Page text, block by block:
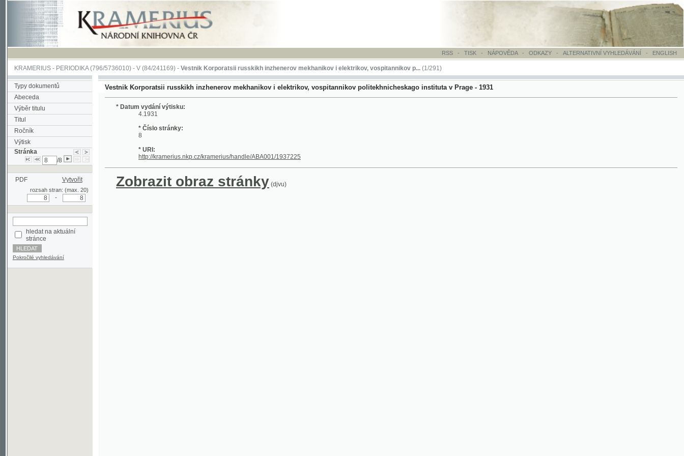
RSS - TISK-NÁPOVĚDA - ODKAZY - ALTERNATIVNÍ VYHLEDÁVÁNÍ- ENGLISH
KRAMERIUS-PERIODIKA(796/5736010) -V(84/241169) -Vestnik Korporatsii russkikh inzhenerov mekhanikov i elektrikov, vospitannikov p...(1/291)
Typy dokumentů
Abeceda
Výběr titulu
Titul
Ročník
Výtisk
Stránka
PDF Vytvořit
rozsah stran: (max. 20)
stránce
Pokročilé vyhledávání
Vestnik Korporatsii russkikh inzhenerov mekhanikov i elektrikov, vospitannikov politekhnicheskago instituta v Prage - 1931
* Datum vydání výtisku:
4.1931
* Číslo stránky:
* URI:
Zobrazit obraz stránky(djvu)